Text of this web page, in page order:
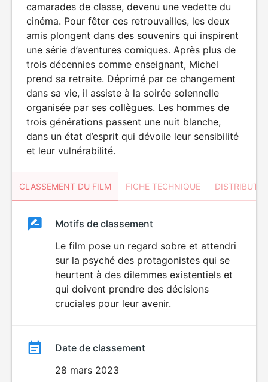
camarades de classe, devenu une vedette du
cinéma. Pour fêter ces retrouvailles, les deux
amis plongent dans des souvenirs qui inspirent
une série d’aventures comiques. Après plus de
trois décennies comme enseignant, Michel
prend sa retraite. Déprimé par ce changement
dans sa vie, il assiste à la soirée solennelle
organisée par ses collègues. Les hommes de
trois générations passent une nuit blanche,
dans un état d’esprit qui dévoile leur sensibilité
et leur vulnérabilité.
CLASSEMENT DU FILM FICHE TECHNIQUE
ClassementClassement
Motifs de classement
Le film pose un regard sobre et attendri
sur la psyché des protagonistes qui se
heurtent à des dilemmes existentiels et
qui doivent prendre des décisions
cruciales pour leur avenir.
Date de classement
28 mars 2023